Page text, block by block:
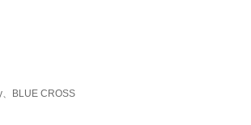
BLUE CROSS